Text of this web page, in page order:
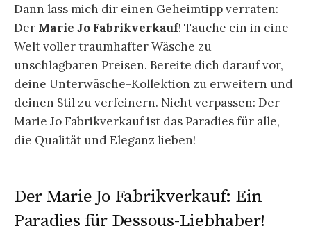
Dann lass mich dir einen Geheimtipp verraten:
Der Marie Jo Fabrikverkauf! Tauche ein in eine
Welt voller traumhafter Wäsche zu
unschlagbaren Preisen. Bereite dich darauf vor,
deine Unterwäsche-Kollektion zu erweitern und
deinen Stil zu verfeinern. Nicht verpassen: Der
Marie Jo Fabrikverkauf ist das Paradies für alle,
die Qualität und Eleganz lieben!
Der Marie Jo Fabrikverkauf: Ein
Paradies für Dessous-Liebhaber!